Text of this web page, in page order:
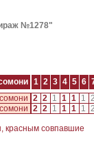
№1278"
1 2 3 4 5 6
2 2 1 1 1 1
2 2 1 1 1 1
красным совпавшие